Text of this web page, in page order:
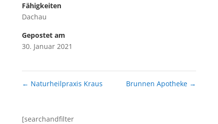
Fähigkeiten
Dachau
Gepostet am
30. Januar 2021
← Naturheilpraxis Kraus Brunnen Apotheke →
[searchandfilter